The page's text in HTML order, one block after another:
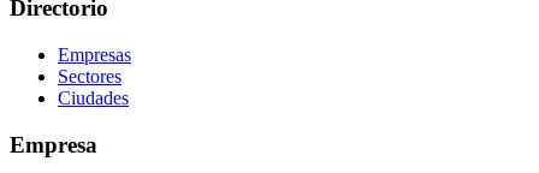
Directorio
Empresas
Sectores
Ciudades
Empresa